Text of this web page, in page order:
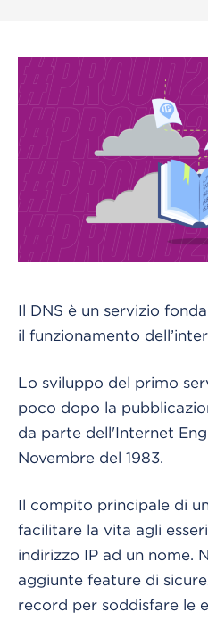
Il DNS è un servizio
il funzionamento
Lo sviluppo del primo
poco dopo la
da parte dell'Internet
Novembre del 1983.
Il compito principale di
facilitare la vita agli
indirizzo IP ad un nome.
aggiunte feature di
record per soddisfare le